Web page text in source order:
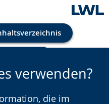
verwenden?
die im